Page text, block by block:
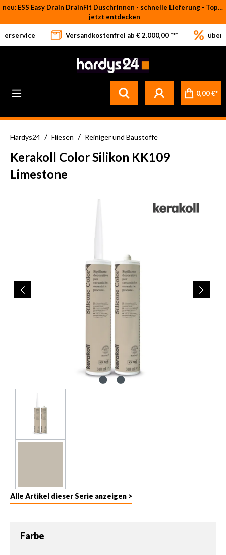
Zum Hauptinhalt springen
neu: ESS Easy Drain DrainFit Duschrinnen - schnelle Lieferung - Top-Preise
jetzt entdecken
Betrifft ausschließlich bei Bestellware-Fliesen: aufgrund der Werksferien in Italien und Spanien kommt es zu Verzögerungen bei der Verladung. Sämtliche Lagerware (sofort verfügbar) sowie alle anderen Produktgruppen versenden wir weiterhin regulär
Versandkostenfrei ab € 2.000,00 *** über
0,00 €*
Hardys24 / Fliesen / Reiniger und Baustoffe
Kerakoll Color Silikon KK109
Limestone
Alle Artikel dieser Serie anzeigen >
Farbe